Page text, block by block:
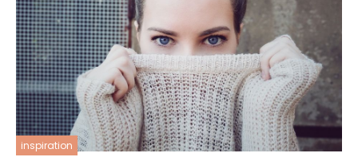
inspiration